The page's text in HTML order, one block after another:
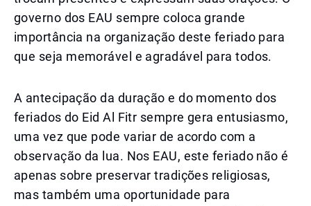
governo dos EAU sempre coloca grande
importância na organização deste feriado para
que seja memorável e agradável para todos.
A antecipação da duração e do momento dos
feriados do Eid Al Fitr sempre gera entusiasmo,
uma vez que pode variar de acordo com a
observação da lua. Nos EAU, este feriado não é
apenas sobre preservar tradições religiosas,
mas também uma oportunidade para